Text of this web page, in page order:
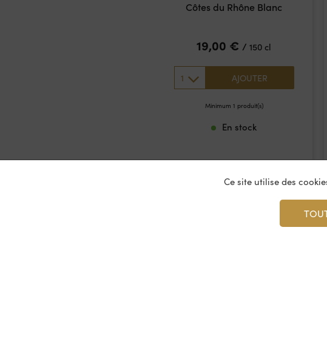
Côtes du Rhône Blanc
19,00 € /150 cl
1 AJOUTER
Minimum 1 produit(s)
En stock
Ce site utilise des